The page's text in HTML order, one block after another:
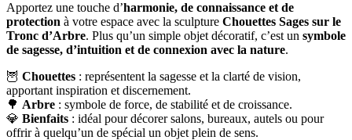
Apportez une touche d’harmonie, de connaissance et de
protection à votre espace avec la sculpture Chouettes Sages sur le
Tronc d’Arbre. Plus qu’un simple objet décoratif, c’est un symbole
de sagesse, d’intuition et de connexion avec la nature.
🦉 Chouettes : représentent la sagesse et la clarté de vision,
apportant inspiration et discernement.
🌳 Arbre : symbole de force, de stabilité et de croissance.
💎 Bienfaits : idéal pour décorer salons, bureaux, autels ou pour
offrir à quelqu’un de spécial un objet plein de sens.